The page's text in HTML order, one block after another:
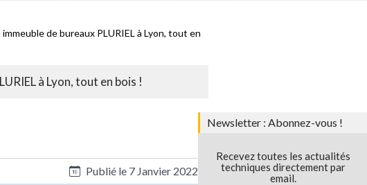
de bureaux PLURIEL à Lyon, tout en
à Lyon, tout en bois !
Publié le 7 Janvier 2022
Newsletter : Abonnez-vous !
Recevez toutes les actualités
techniques directement par
email.